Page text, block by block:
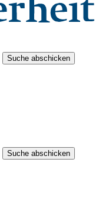
Suche abschicken
Suche abschicken